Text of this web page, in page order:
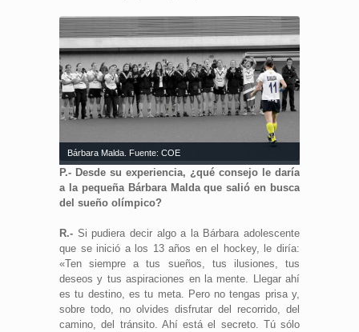
Bárbara Malda. Fuente: COE
P.- Desde su experiencia, ¿qué consejo le daría
a la pequeña Bárbara Malda que salió en busca
del sueño olímpico?
R.- Si pudiera decir algo a la Bárbara adolescente
que se inició a los 13 años en el hockey, le diría:
«Ten siempre a tus sueños, tus ilusiones, tus
deseos y tus aspiraciones en la mente. Llegar ahí
es tu destino, es tu meta. Pero no tengas prisa y,
sobre todo, no olvides disfrutar del recorrido, del
camino, del tránsito. Ahí está el secreto. Tú sólo